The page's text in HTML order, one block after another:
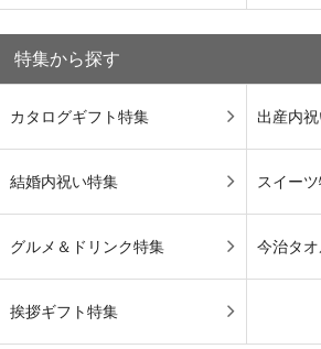
特集から探す
カタログギフト特集 出産内
結婚内祝い特集 スイー
グルメ＆ドリンク特集 今治タ
挨拶ギフト特集